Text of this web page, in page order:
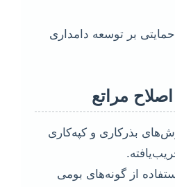
بر توسعه دامداری
بذرکاری و کپه‌کاری
از گونه‌های بومی